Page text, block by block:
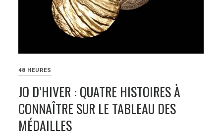
48 HEURES
JO D’HIVER : QUATRE HISTOIRES À
CONNAÎTRE SUR LE TABLEAU DES
MÉDAILLES